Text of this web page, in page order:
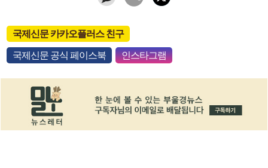
국제신문 카카오플러스 친구
국제신문 공식 페이스북 인스타그램